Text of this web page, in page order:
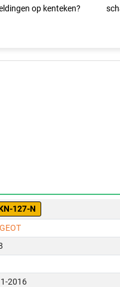
op kenteken?
127-N
2016